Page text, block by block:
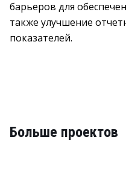
барьеров для
также улучшение
показателей.
Больше проектов